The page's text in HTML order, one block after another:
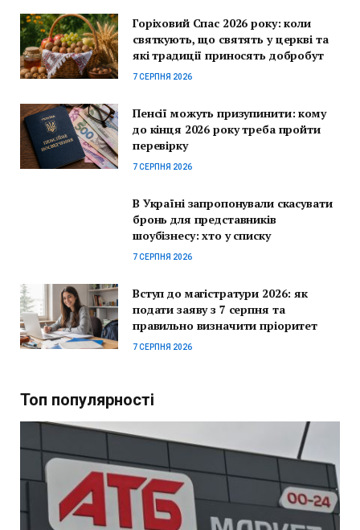
Горіховий Спас 2026 року: коли
святкують, що святять у церкві та
які традиції приносять добробут
7 СЕРПНЯ 2026
Пенсії можуть призупинити: кому
до кінця 2026 року треба пройти
перевірку
7 СЕРПНЯ 2026
В Україні запропонували скасувати
бронь для представників
шоубізнесу: хто у списку
7 СЕРПНЯ 2026
Вступ до магістратури 2026: як
подати заяву з 7 серпня та
правильно визначити пріоритет
7 СЕРПНЯ 2026
Топ популярності